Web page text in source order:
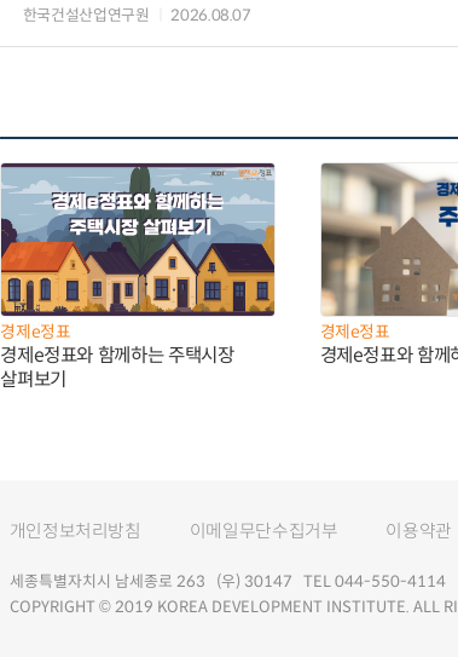
한국건설산업연구원 2026.08.07
경제e정표
경제e정표와 함께하는 주택시장
살펴보기
경제e정표
경제e정표와 함께
개인정보처리방침 이메일무단수집거부 이용약관
세종특별자치시 남세종로 263 (우) 30147 TEL 044-550-4114
COPYRIGHT © 2019 KOREA DEVELOPMENT INSTITUTE. ALL